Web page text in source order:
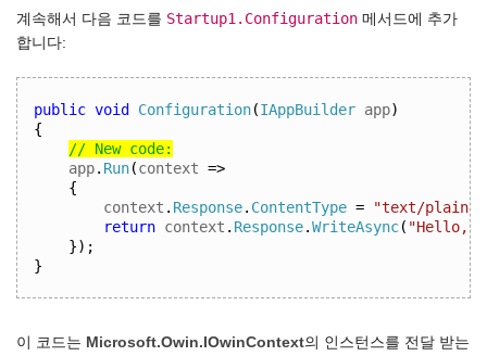
계속해서 다음 코드를 Startup1.Configuration 메서드에 추가
합니다:
public void Configuration(IAppBuilder app)
{
// New code:
app. Run(context =>
{
context . Response. ContentType = "text/plain"
return context . Response.WriteAsync( "Hello,
});
}
이 코드는 Microsoft.Owin.IOwinContext의 인스턴스를 전달 받는